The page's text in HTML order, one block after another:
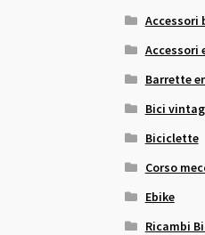
Accessori
Accessori
Barrette
Bici
Biciclette
Corso
Ebike
Ricambi